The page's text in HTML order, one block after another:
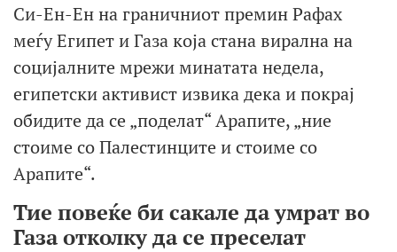
Си-Ен-Ен на граничниот премин Рафах
меѓу Египет и Газа која стана вирална на
социјалните мрежи минатата недела,
египетски активист извика дека и покрај
обидите да се „поделат“ Арапите, „ние
стоиме со Палестинците и стоиме со
Арапите“.
Тие повеќе би сакале да умрат во
Газа отколку да се преселат